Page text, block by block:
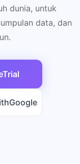
dunia, untuk
data, dan